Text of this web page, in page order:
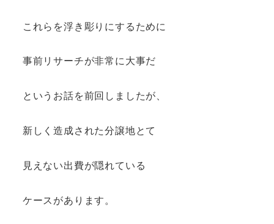
これらを浮き彫りにするために
事前リサーチが非常に大事だ
というお話を前回しましたが、
新しく造成された分譲地とて
見えない出費が隠れている
ケースがあります。